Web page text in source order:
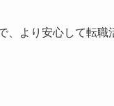
より安心して転職